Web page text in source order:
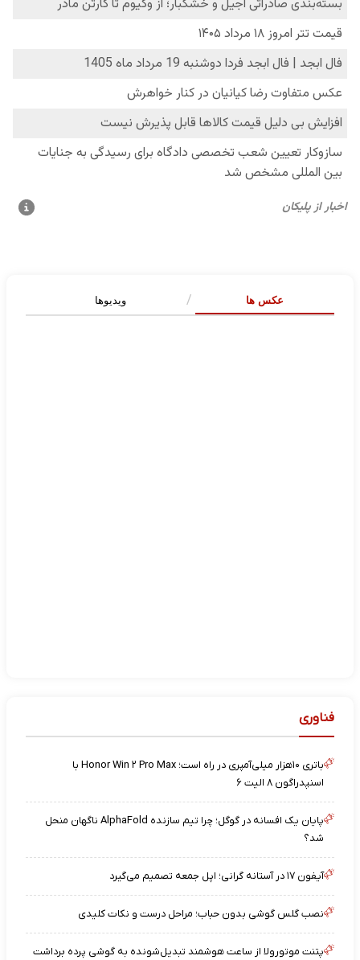
عکس ها ویدیوها
فناوری
باتری ۱۰هزار میلی‌آمپری در راه است؛ Honor Win ۲ Pro Max با
اسنپدراگون ۸ الیت ۶
پایان یک افسانه در گوگل؛ چرا تیم سازنده AlphaFold ناگهان منحل
شد؟
آیفون ۱۷ در آستانه گرانی؛ اپل جمعه تصمیم می‌گیرد
نصب گلس گوشی بدون حباب؛ مراحل درست و نکات کلیدی
پتنت موتورولا از ساعت هوشمند تبدیل‌شونده به گوشی پرده برداشت